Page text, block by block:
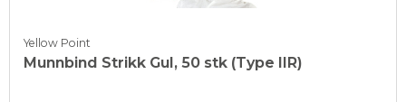
Yellow Point
Munnbind Strikk Gul, 50 stk (Type IIR)